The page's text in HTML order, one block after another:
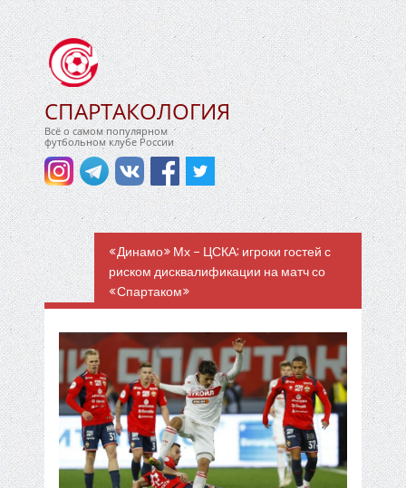
СПАРТАКОЛОГИЯ
Всё о самом популярном
футбольном клубе России
«Динамо» Мх – ЦСКА: игроки гостей с
риском дисквалификации на матч со
«Спартаком»